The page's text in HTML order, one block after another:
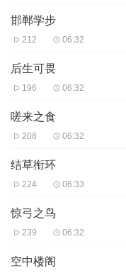
邯郸学步
212 06:32
后生可畏
196 06:32
嗟来之食
208 06:32
结草衔环
224 06:33
惊弓之鸟
239 06:32
空中楼阁